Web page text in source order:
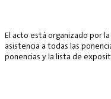
El acto está organizado por
asistencia a todas las
ponencias y la lista de